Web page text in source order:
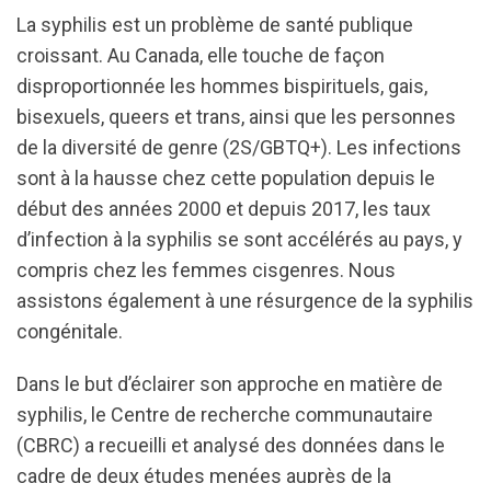
La syphilis est un problème de santé publique
croissant. Au Canada, elle touche de façon
disproportionnée les hommes bispirituels, gais,
bisexuels, queers et trans, ainsi que les personnes
de la diversité de genre (2S/GBTQ+). Les infections
sont à la hausse chez cette population depuis le
début des années 2000 et depuis 2017, les taux
d’infection à la syphilis se sont accélérés au pays, y
compris chez les femmes cisgenres. Nous
assistons également à une résurgence de la syphilis
congénitale.
Dans le but d’éclairer son approche en matière de
syphilis, le Centre de recherche communautaire
(CBRC) a recueilli et analysé des données dans le
cadre de deux études menées auprès de la